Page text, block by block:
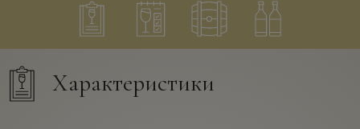
Характеристики